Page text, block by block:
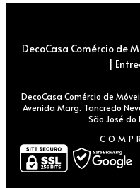
DecoCasa Comércio de
|
DecoCasa Comércio de
Avenida Marg. Tancredo
São José do